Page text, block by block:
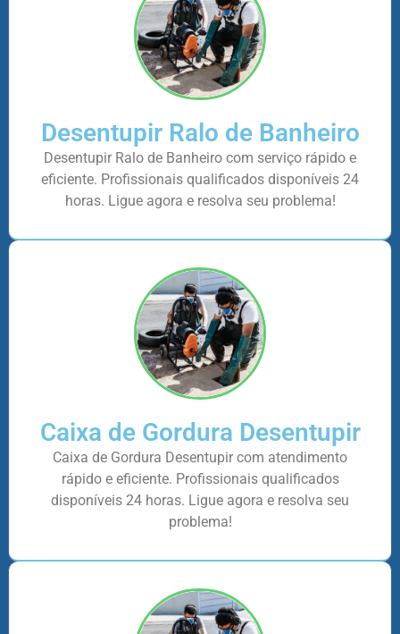
Desentupir Ralo de Banheiro
Desentupir Ralo de Banheiro com serviço rápido e
eficiente. Profissionais qualificados disponíveis 24
horas. Ligue agora e resolva seu problema!
Caixa de Gordura Desentupir
Caixa de Gordura Desentupir com atendimento
rápido e eficiente. Profissionais qualificados
disponíveis 24 horas. Ligue agora e resolva seu
problema!